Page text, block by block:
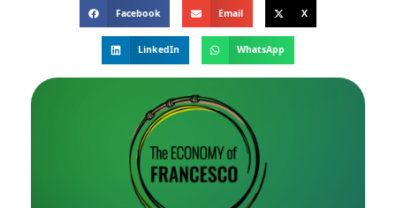
Facebook Email X
LinkedIn WhatsApp